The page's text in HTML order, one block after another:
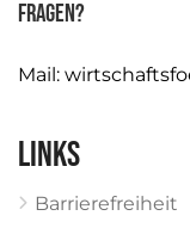
Fragen?
Mail:
Links
Barrierefreiheit